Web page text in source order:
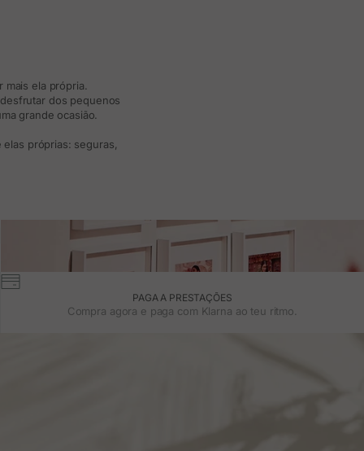
ela própria.
dos pequenos
grande ocasião.
próprias: seguras,
PAGA A PRESTAÇÕES
Compra agora e paga com Klarna ao teu ritmo.